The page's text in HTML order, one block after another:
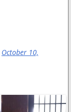
October 10,